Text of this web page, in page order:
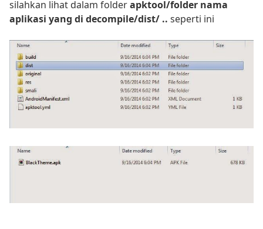
silahkan lihat dalam folderapktool/folder nama
aplikasi yang di decompile/dist/ .. seperti ini